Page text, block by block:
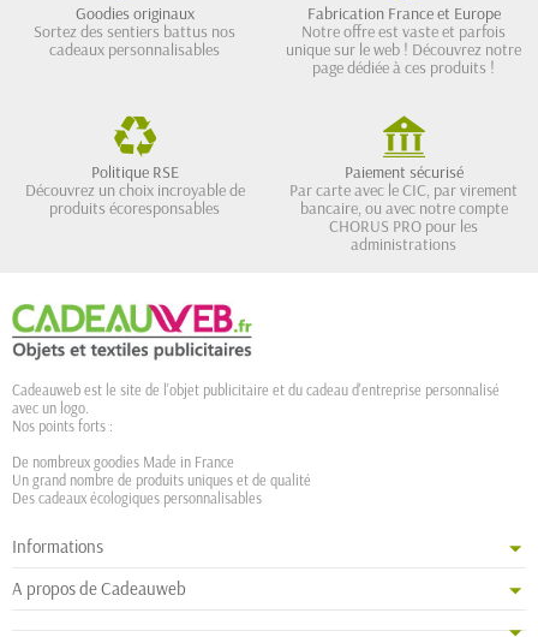
Goodies originaux
Sortez des sentiers battus nos
cadeaux personnalisables
Fabrication France et Europe
Notre offre est vaste et parfois
unique sur le web ! Découvrez notre
page dédiée à ces produits !
Politique RSE
Découvrez un choix incroyable de
produits écoresponsables
Paiement sécurisé
Par carte avec le CIC, par virement
bancaire, ou avec notre compte
CHORUS PRO pour les
administrations
Cadeauweb est le site de l'objet publicitaire et du cadeau d'entreprise personnalisé
avec un logo.
Nos points forts :
De nombreux goodies Made in France
Un grand nombre de produits uniques et de qualité
Des cadeaux écologiques personnalisables
Informations
A propos de Cadeauweb